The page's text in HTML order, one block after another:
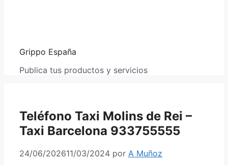
Grippo España
Publica tus productos y servicios
Teléfono Taxi Molins de Rei –
Taxi Barcelona 933755555
24/06/202611/03/2024 por A Muñoz